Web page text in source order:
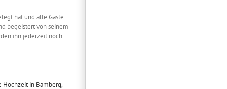
hat und alle Gäste
begeistert von seinem
ihn jederzeit noch